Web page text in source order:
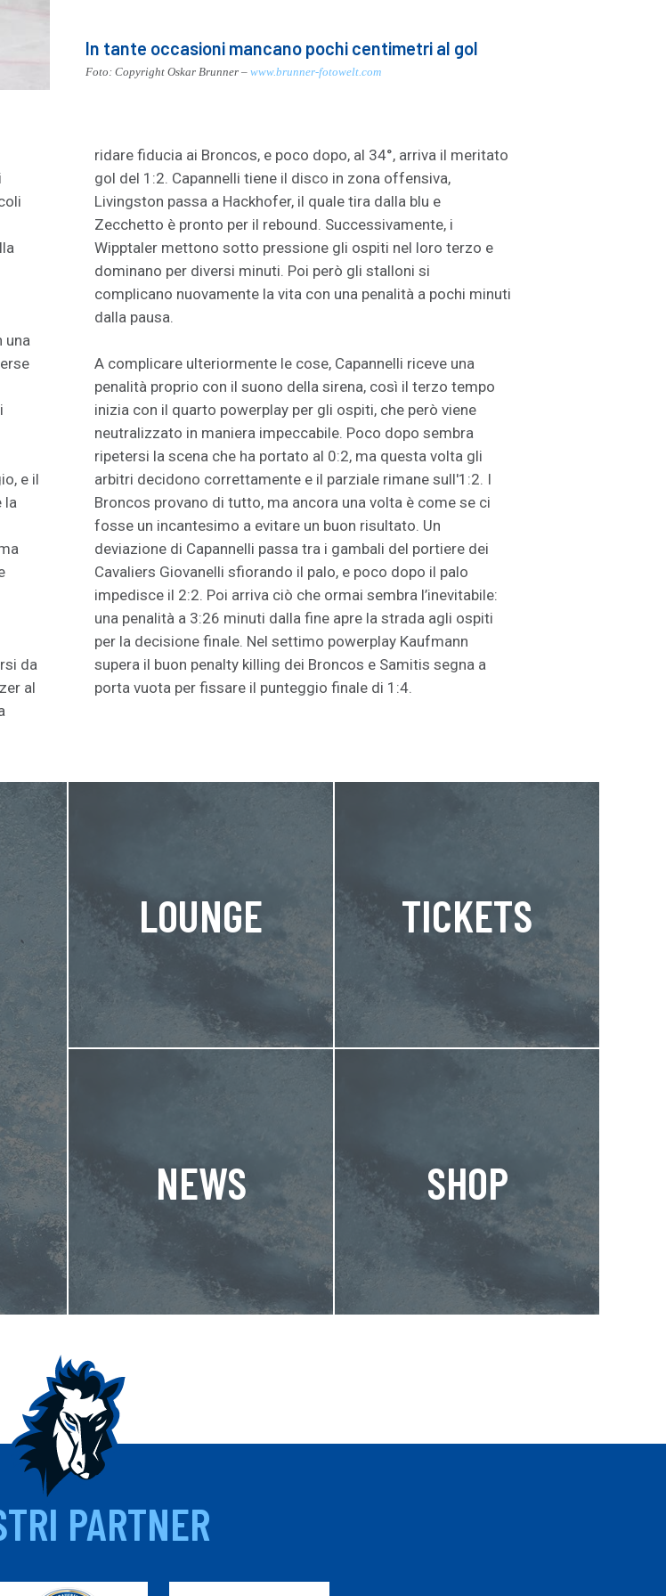
In tante occasioni mancano pochi centimetri al gol
Foto: Copyright Oskar Brunner – www.brunner-fotowelt.com
una
e il
la
da
al
ridare fiducia ai Broncos, e poco dopo, al 34°, arriva il meritato
gol del 1:2. Capannelli tiene il disco in zona offensiva,
Livingston passa a Hackhofer, il quale tira dalla blu e
Zecchetto è pronto per il rebound. Successivamente, i
Wipptaler mettono sotto pressione gli ospiti nel loro terzo e
dominano per diversi minuti. Poi però gli stalloni si
complicano nuovamente la vita con una penalità a pochi minuti
dalla pausa.
A complicare ulteriormente le cose, Capannelli riceve una
penalità proprio con il suono della sirena, così il terzo tempo
inizia con il quarto powerplay per gli ospiti, che però viene
neutralizzato in maniera impeccabile. Poco dopo sembra
ripetersi la scena che ha portato al 0:2, ma questa volta gli
arbitri decidono correttamente e il parziale rimane sull'1:2. I
Broncos provano di tutto, ma ancora una volta è come se ci
fosse un incantesimo a evitare un buon risultato. Un
deviazione di Capannelli passa tra i gambali del portiere dei
Cavaliers Giovanelli sfiorando il palo, e poco dopo il palo
impedisce il 2:2. Poi arriva ciò che ormai sembra l’inevitabile:
una penalità a 3:26 minuti dalla fine apre la strada agli ospiti
per la decisione finale. Nel settimo powerplay Kaufmann
supera il buon penalty killing dei Broncos e Samitis segna a
porta vuota per fissare il punteggio finale di 1:4.
LOUNGE TICKETS
NEWS SHOP
PARTNER